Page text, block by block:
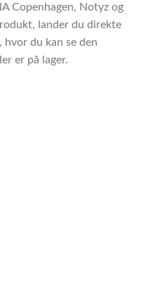
Copenhagen, Notyz og
lander du direkte
du kan se den
er på lager.